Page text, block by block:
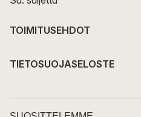
TOIMITUSEHDOT
TIETOSUOJASELOSTE